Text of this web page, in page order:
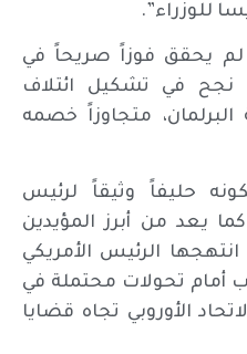
للوزراء”.
لم يحقق فوزاً صريحاً في
نجح في تشكيل ائتلاف
متجاوزاً خصمه
حليفاً وثيقاً لرئيس
يعد من أبرز المؤيدين
الرئيس الأمريكي
أمام تحولات محتملة في
الأوروبي تجاه قضايا